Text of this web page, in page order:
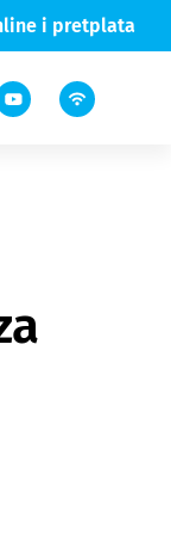
i pretplata